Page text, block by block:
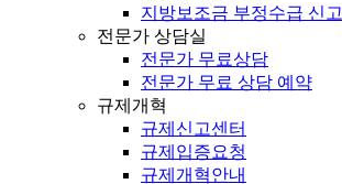
지방보조금 부정수급 신고
전문가 상담실
전문가 무료상담
전문가 무료 상담 예약
규제개혁
규제신고센터
규제입증요청
규제개혁안내